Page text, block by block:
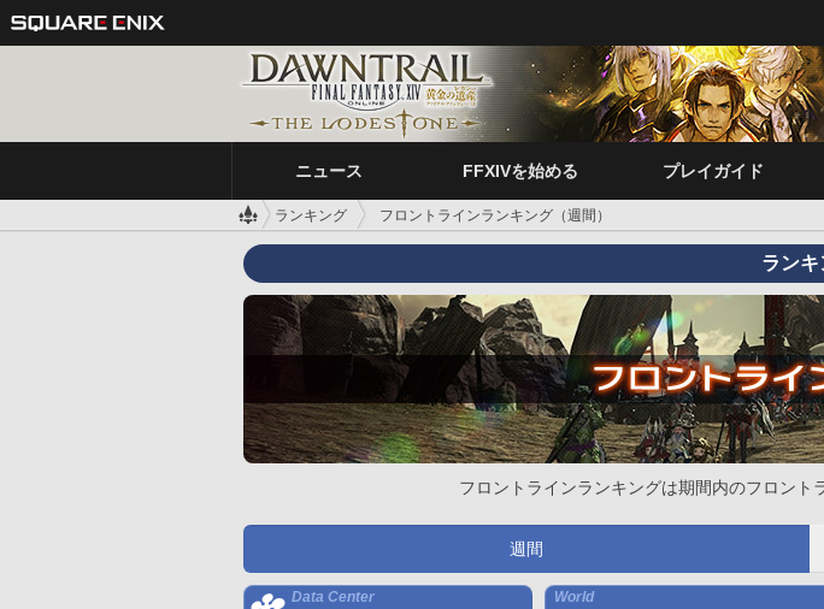
ニュース FFXIVを始める プレイガイド
ランキング フロントラインランキング（週間）
ランキ
フロントラインランキングは期間内のフロント
週間
Data Center World